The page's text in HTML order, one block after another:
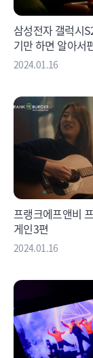
삼성전자 갤럭시
기만 하면 알아서
2024.01.16
프랭크에프앤비
게인3편
2024.01.16